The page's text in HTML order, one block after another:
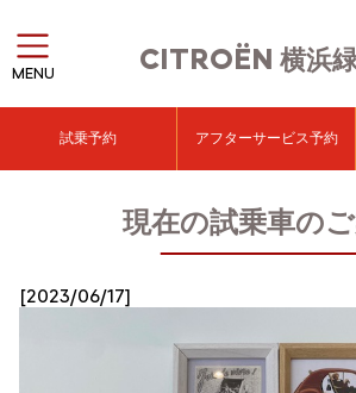
CITROËN 横浜
MENU
試乗予約 アフターサービス予約
現在の試乗車の
[2023/06/17]